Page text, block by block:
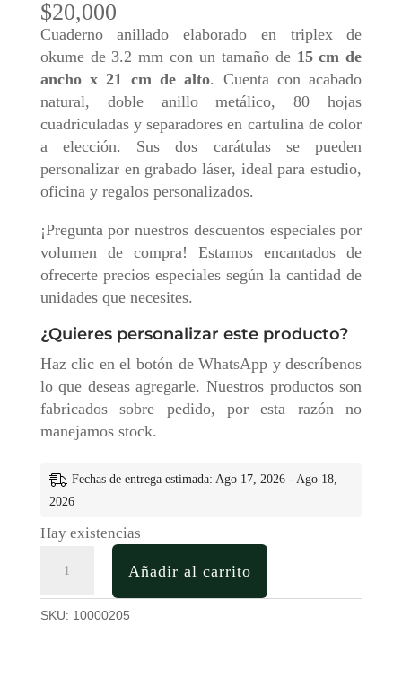
$20,000
Cuaderno anillado elaborado en triplex de
okume de 3.2 mm con un tamaño de 15 cm de
ancho x 21 cm de alto. Cuenta con acabado
natural, doble anillo metálico, 80 hojas
cuadriculadas y separadores en cartulina de color
a elección. Sus dos carátulas se pueden
personalizar en grabado láser, ideal para estudio,
oficina y regalos personalizados.
¡Pregunta por nuestros descuentos especiales por
volumen de compra! Estamos encantados de
ofrecerte precios especiales según la cantidad de
unidades que necesites.
¿Quieres personalizar este producto?
Haz clic en el botón de WhatsApp y descríbenos
lo que deseas agregarle. Nuestros productos son
fabricados sobre pedido, por esta razón no
manejamos stock.
Fechas de entrega estimada: Ago 17, 2026 - Ago 18,
2026
Hay existencias
Anillado
en
Madera
Añadir al carrito
SKU: 10000205